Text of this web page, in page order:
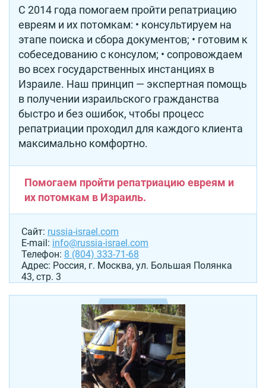
С 2014 года помогаем пройти репатриацию
евреям и их потомкам: • консультируем на
этапе поиска и сбора документов; • готовим к
собеседованию с консулом; • сопровождаем
во всех государственных инстанциях в
Израиле. Наш принцип — экспертная помощь
в получении израильского гражданства
быстро и без ошибок, чтобы процесс
репатриации проходил для каждого клиента
максимально комфортно.
Помогаем пройти репатриацию евреям и
их потомкам в Израиль.
Сайт: russia-israel.com
E-mail: info@russia-israel.com
Телефон: 8 (804) 333-71-68
Адрес: Россия, г. Москва, ул. Большая Полянка
43, стр. 3